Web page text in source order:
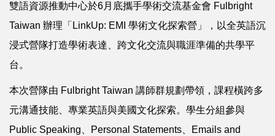
雙語資源推動中心於6月底攜手學術交流基金會 Fulbright
Taiwan 辦理「LinkUp: EMI 學術文化探索營」，以全英語沉
浸式營隊打造學術表達、跨文化交流與職涯準備的共學平
台。
本次營隊由 Fulbright Taiwan 講師群規劃帶領，課程橫跨多
元溝通技能、專業英語與美國文化探索。學生分組參與
Public Speaking、Personal Statements、Emails and